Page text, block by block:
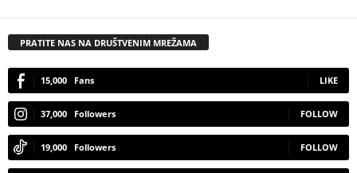
PRATITE NAS NA DRUŠTVENIM MREŽAMA
15,000 Fans LIKE
37,000 Followers FOLLOW
19,000 Followers FOLLOW